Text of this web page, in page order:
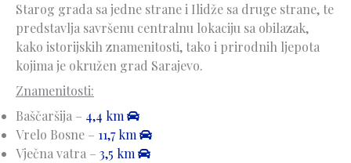
Starog grada sa jedne strane i Ilidže sa druge strane, te
predstavlja savršenu centralnu lokaciju sa obilazak,
kako istorijskih znamenitosti, tako i prirodnih ljepota
kojima je okružen grad Sarajevo.
Znamenitosti:
Baščaršija – 4,4 km
Vrelo Bosne – 11,7 km
Vječna vatra – 3,5 km